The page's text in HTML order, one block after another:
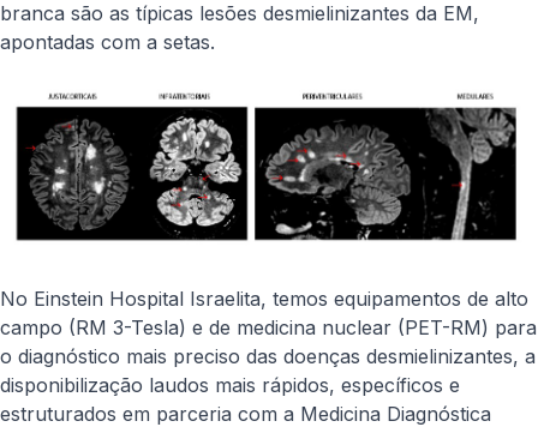
branca são as típicas lesões desmielinizantes da EM,
apontadas com a setas.
No Einstein Hospital Israelita, temos equipamentos de alto
campo (RM 3-Tesla) e de medicina nuclear (PET-RM) para
o diagnóstico mais preciso das doenças desmielinizantes, a
disponibilização laudos mais rápidos, específicos e
estruturados em parceria com a Medicina Diagnóstica